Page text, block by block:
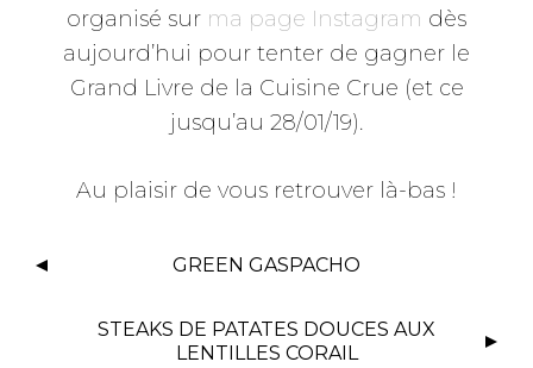
organisé sur ma page Instagram dès
aujourd’hui pour tenter de gagner le
Grand Livre de la Cuisine Crue (et ce
jusqu’au 28/01/19).
Au plaisir de vous retrouver là-bas !
N
GREEN GASPACHO
STEAKS DE PATATES DOUCES AUX
LENTILLES CORAIL